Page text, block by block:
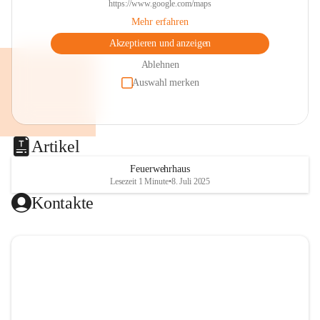
https://www.google.com/maps
Mehr erfahren
Akzeptieren und anzeigen
Ablehnen
Auswahl merken
Artikel
Feuerwehrhaus
Lesezeit 1 Minute•8. Juli 2025
Kontakte